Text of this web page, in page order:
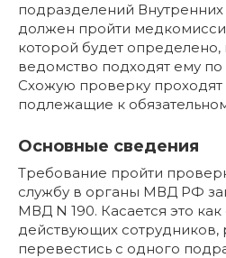
подразделений Внутренних
должен пройти
которой будет определено,
ведомство подходят ему
Схожую проверку
подлежащие к
Основные сведения
Требование пройти
службу в органы МВД РФ
МВД N 190. Касается это как
действующих
перевестись с одного